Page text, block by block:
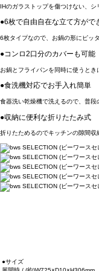
IHのガラストップを傷つけない、
●6枚で自由自在な立て方がで
6枚タイプなので、お鍋の形にピッ
●コンロ2口分のカバーも可能
お鍋とフライパンを同時に使うとき
●食洗機対応でお手入れ簡単
食器洗い乾燥機で洗えるので、普
●収納に便利な折りたたみ式
折りたためるのでキッチンの隙間収
●サイズ